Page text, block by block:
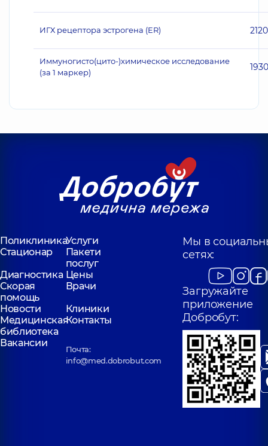
ИГХ рецептора эстрогена (ER) 2120
Иммуногисто(цито-)химическое исследование
(за 1 маркер)
1930
ПоликлиникаУслуги
Стационар
Пакети
послуг
Диагностика Цены
Скорая
помощь
Врачи
Новости
Клиники
Медицинская
библиотека
Контакты
Вакансии
Почта:
info@med.dobrobut.com
Мы в
сетях:
Загружайте
приложение
Добробут: